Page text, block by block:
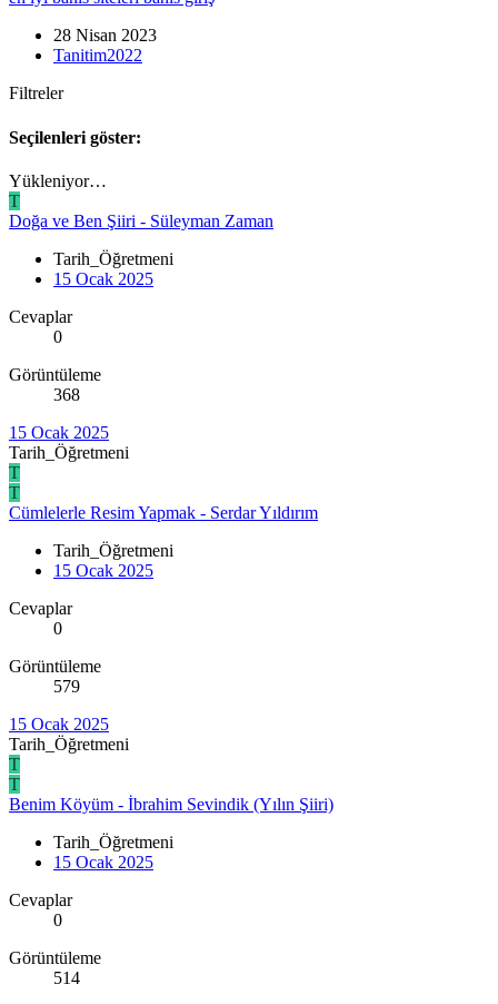
28 Nisan 2023
Tanitim2022
Filtreler
Seçilenleri göster:
Yükleniyor…
T
Doğa ve Ben Şiiri - Süleyman Zaman
Tarih_Öğretmeni
15 Ocak 2025
Cevaplar
0
Görüntüleme
368
15 Ocak 2025
Tarih_Öğretmeni
T
T
Cümlelerle Resim Yapmak - Serdar Yıldırım
Tarih_Öğretmeni
15 Ocak 2025
Cevaplar
0
Görüntüleme
579
15 Ocak 2025
Tarih_Öğretmeni
T
T
Benim Köyüm - İbrahim Sevindik (Yılın Şiiri)
Tarih_Öğretmeni
15 Ocak 2025
Cevaplar
0
Görüntüleme
514